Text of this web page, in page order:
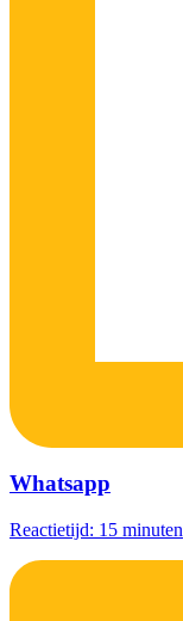
Whatsapp
Reactietijd: 15 minuten